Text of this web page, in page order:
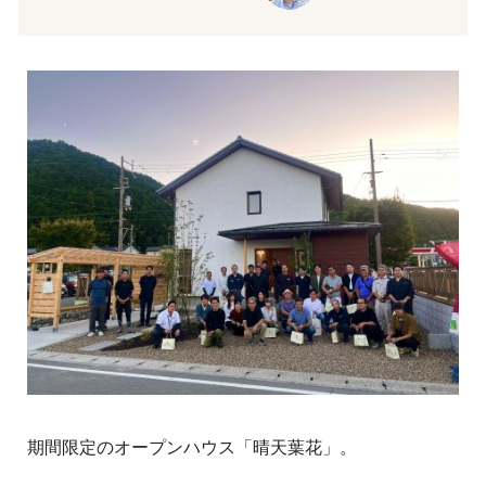
期間限定のオープンハウス「晴天葉花」。